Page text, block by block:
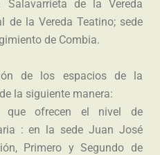
Salavarrieta de la Vereda
de la Vereda Teatino; sede
de Combia.
de los espacios de la
la siguiente manera:
que ofrecen el nivel de
: en la sede Juan José
Primero y Segundo de